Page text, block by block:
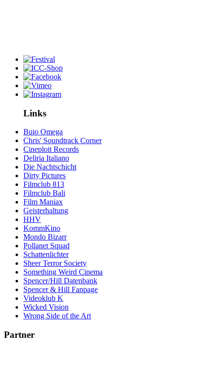
Links
Buio Omega
Chris' Soundtrack Corner
Cineploit Records
Deliria Italiano
Die Nachtschicht
Dirty Pictures
Filmclub 813
Filmclub Bali
Film Maniax
Geisterhaltung
HHV
KommKino
Mondo Bizarr
Pollanet Squad
Schattenlichter
Sheer Terror Society
Something Weird Cinema
Spencer/Hill Datenbank
Spencer & Hill Fanpage
Videoklub K
Wicked Vision
Wrong Side of the Art
Partner